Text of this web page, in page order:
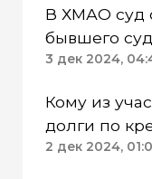
В ХМАО суд
бывшего
3 дек 2024,
Кому из
долги по
2 дек 2024,